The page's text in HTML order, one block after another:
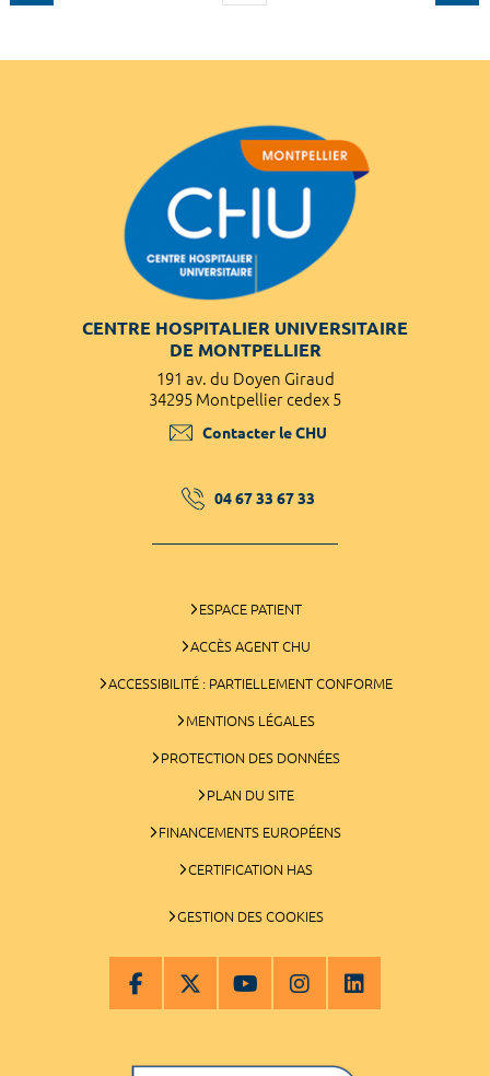
CENTRE HOSPITALIER UNIVERSITAIRE
DE MONTPELLIER
191 av. du Doyen Giraud
34295 Montpellier cedex 5
Contacter le CHU
04 67 33 67 33
ESPACE PATIENT
ACCÈS AGENT CHU
ACCESSIBILITÉ : PARTIELLEMENT CONFORME
MENTIONS LÉGALES
PROTECTION DES DONNÉES
PLAN DU SITE
FINANCEMENTS EUROPÉENS
CERTIFICATION HAS
GESTION DES COOKIES